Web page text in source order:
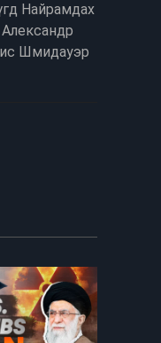
Найрамдах
Шмидауэр